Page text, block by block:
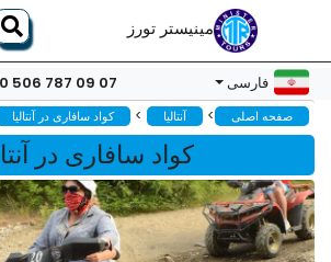
مینیستر تورز
فارسی 506 787 09 07
صفحه اصلی > آنتالیا > کواد سافاری در آنتالیا
کواد سافاری در